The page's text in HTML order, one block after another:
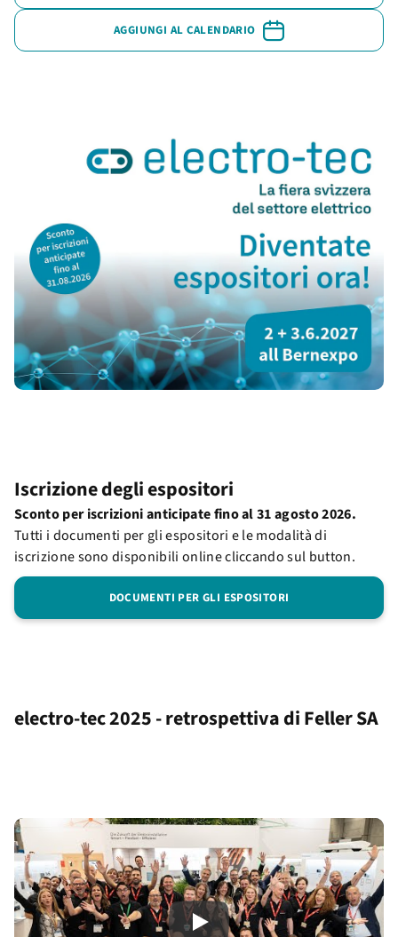
AGGIUNGI AL CALENDARIO
Iscrizione degli espositori
Sconto per iscrizioni anticipate fino al 31 agosto 2026.
Tutti i documenti per gli espositori e le modalità di
iscrizione sono disponibili online cliccando sul button.
DOCUMENTI PER GLI ESPOSITORI
electro-tec 2025 - retrospettiva di Feller SA
Play